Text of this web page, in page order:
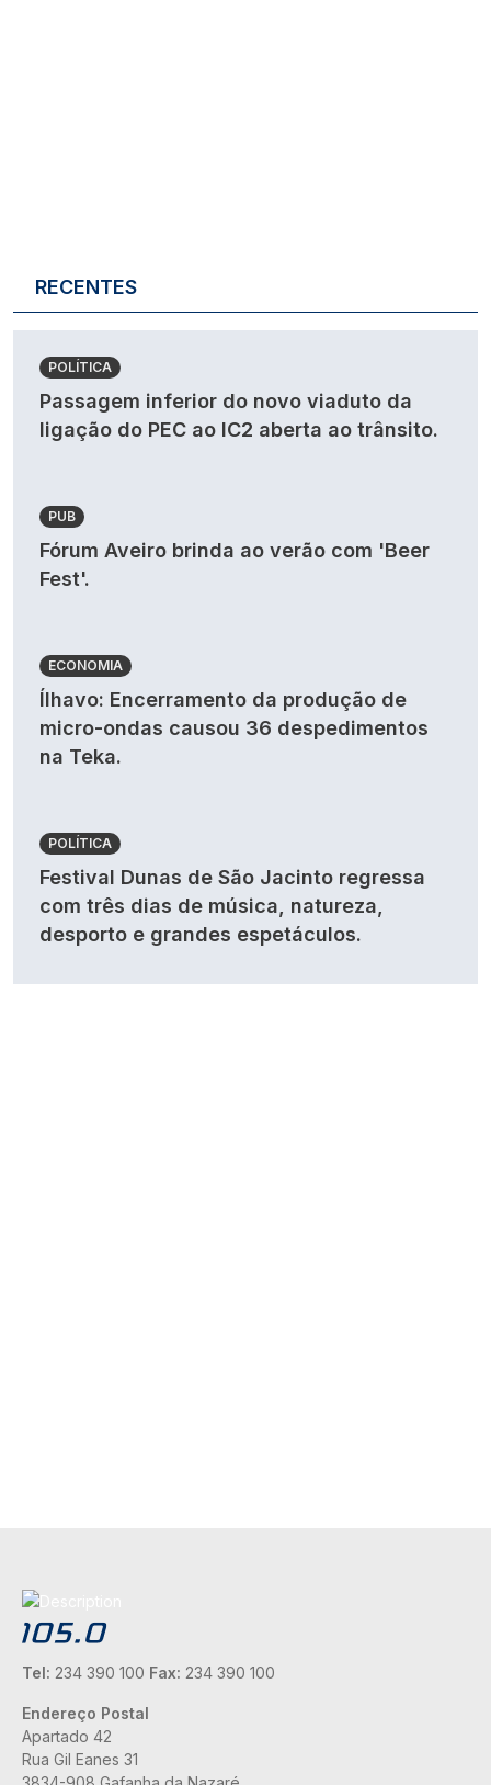
RECENTES
POLÍTICA
Passagem inferior do novo viaduto da
ligação do PEC ao IC2 aberta ao trânsito.
PUB
Fórum Aveiro brinda ao verão com 'Beer
Fest'.
ECONOMIA
Ílhavo: Encerramento da produção de
micro-ondas causou 36 despedimentos
na Teka.
POLÍTICA
Festival Dunas de São Jacinto regressa
com três dias de música, natureza,
desporto e grandes espetáculos.
Tel: 234 390 100 Fax: 234 390 100
Endereço Postal
Apartado 42
Rua Gil Eanes 31